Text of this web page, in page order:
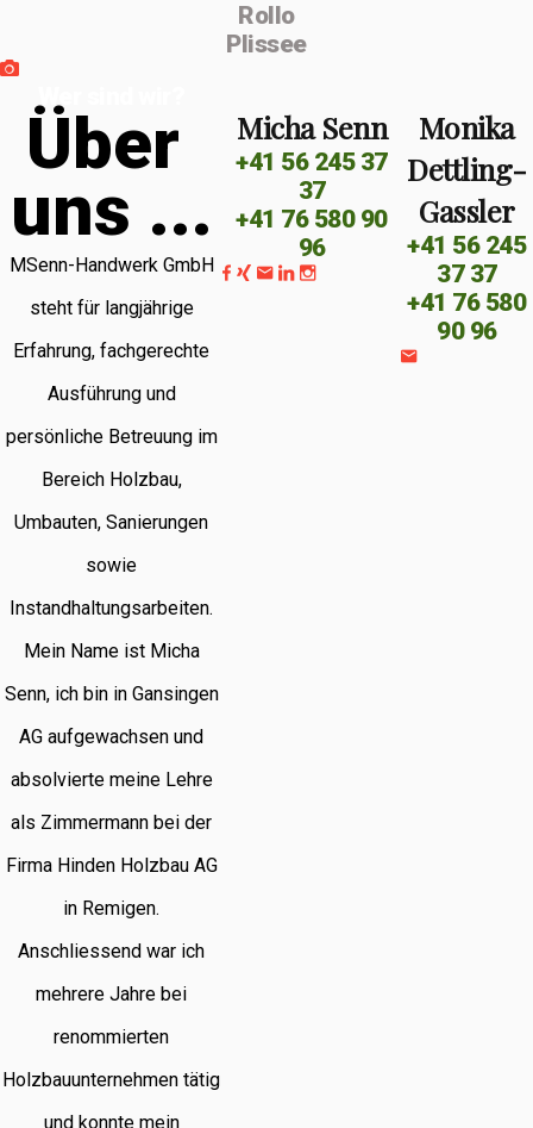
Rollo
Plissee
Über
uns ...
MSenn-Handwerk GmbH
steht für langjährige
Erfahrung, fachgerechte
Ausführung und
persönliche Betreuung im
Bereich Holzbau,
Umbauten, Sanierungen
sowie
Instandhaltungsarbeiten.
Mein Name ist Micha
Senn, ich bin in Gansingen
AG aufgewachsen und
absolvierte meine Lehre
als Zimmermann bei der
Firma Hinden Holzbau AG
in Remigen.
Anschliessend war ich
mehrere Jahre bei
renommierten
Holzbauunternehmen tätig
und konnte mein
Micha Senn
+41 56 245 37
37
+41 76 580 90
96
Monika
Dettling-
Gassler
+41 56 245
37 37
+41 76 580
90 96